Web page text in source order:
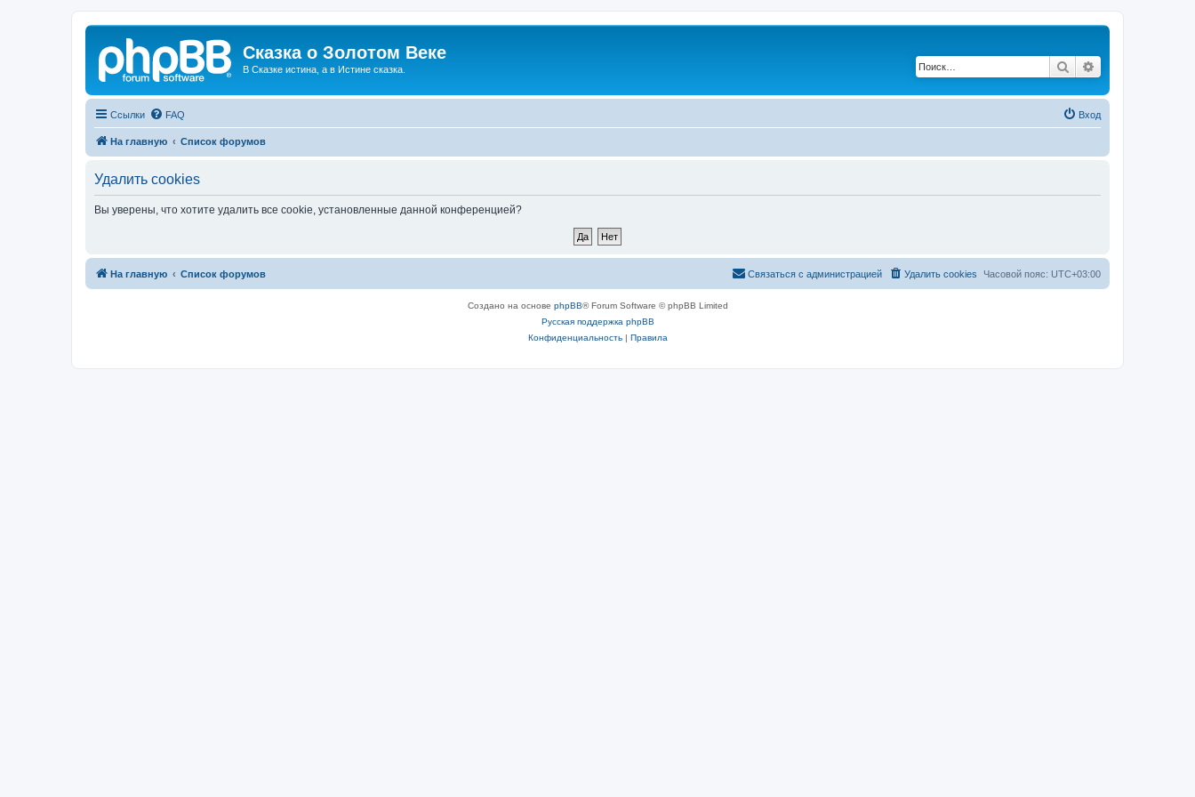
Сказка о Золотом Веке
В Сказке истина, а в Истине сказка. Поиск
Ссылки FAQ Вход
На главную Список форумов
Удалить cookies
Вы уверены, что хотите удалить все cookie, установленные данной конференцией?
На главную Список форумов Часовой пояс: UTC+03:00
Удалить cookies
Связаться с администрацией
Создано на основе phpBB® Forum Software © phpBB Limited
Русская поддержка phpBB
Конфиденциальность| Правила